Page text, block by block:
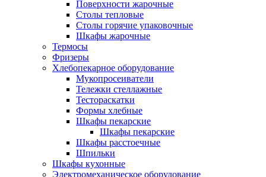
Поверхности жарочные
Столы тепловые
Столы горячие упаковочные
Шкафы жарочные
Термосы
Фризеры
Хлебопекарное оборудование
Мукопросеиватели
Тележки стеллажные
Тестораскатки
Формы хлебные
Шкафы пекарские
Шкафы пекарские
Шкафы расстоечные
Шпильки
Шкафы кухонные
Электромеханическое оборудование